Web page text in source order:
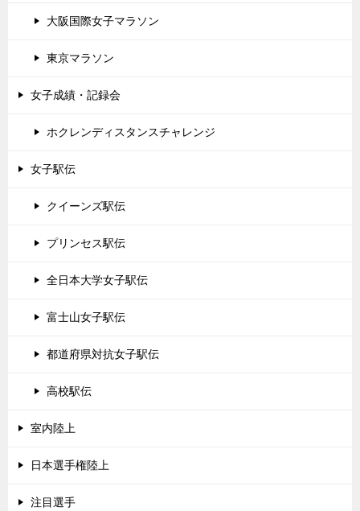
大阪国際女子マラソン
東京マラソン
女子成績・記録会
ホクレンディスタンスチャレンジ
女子駅伝
クイーンズ駅伝
プリンセス駅伝
全日本大学女子駅伝
富士山女子駅伝
都道府県対抗女子駅伝
高校駅伝
室内陸上
日本選手権陸上
注目選手